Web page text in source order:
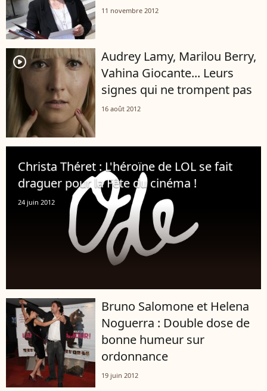
11 novembre 2012
player2
Audrey Lamy, Marilou Berry,
Vahina Giocante... Leurs
signes qui ne trompent pas
16 août 2012
Christa Théret : L'héroïne de LOL se fait
draguer pour la Fête du cinéma !
24 juin 2012
Bruno Salomone et Helena
Noguerra : Double dose de
bonne humeur sur
ordonnance
19 juin 2012